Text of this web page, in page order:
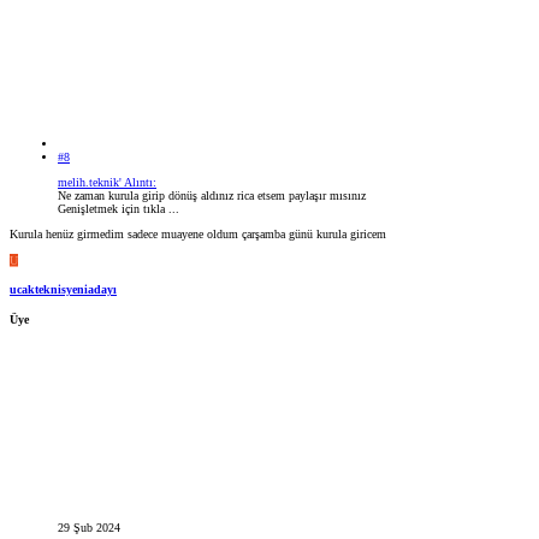
#8
melih.teknik' Alıntı:
Ne zaman kurula girip dönüş aldınız rica etsem paylaşır mısınız
Genişletmek için tıkla ...
Kurula henüz girmedim sadece muayene oldum çarşamba günü kurula giricem
U
ucakteknisyeniadayı
Üye
29 Şub 2024